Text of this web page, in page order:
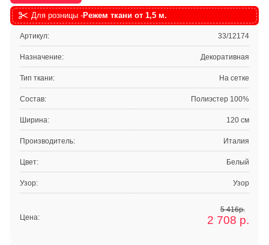
Для розницы -Режем ткани от 1,5 м.
Артикул: 33/12174
Назначение: Декоративная
Тип ткани: На сетке
Состав: Полиэстер 100%
Ширина: 120 см
Производитель: Италия
Цвет: Белый
Узор: Узор
Цена:
5 416р.
2 708 р.